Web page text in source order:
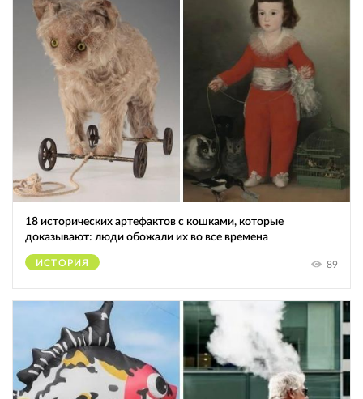
18 исторических артефактов с кошками, которые
доказывают: люди обожали их во все времена
ИСТОРИЯ 89